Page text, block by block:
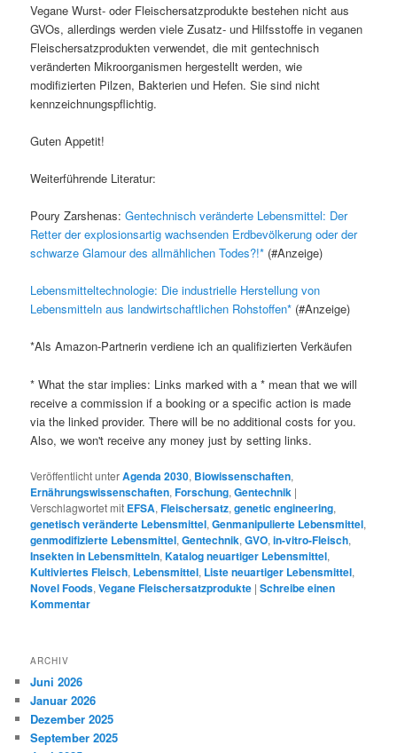
Vegane Wurst- oder Fleischersatzprodukte bestehen nicht aus
GVOs, allerdings werden viele Zusatz- und Hilfsstoffe in veganen
Fleischersatzprodukten verwendet, die mit gentechnisch
veränderten Mikroorganismen hergestellt werden, wie
modifizierten Pilzen, Bakterien und Hefen. Sie sind nicht
kennzeichnungspflichtig.
Guten Appetit!
Weiterführende Literatur:
Poury Zarshenas:Gentechnisch veränderte Lebensmittel: Der
Retter der explosionsartig wachsenden Erdbevölkerung oder der
schwarze Glamour des allmählichen Todes?! (#Anzeige)
Lebensmitteltechnologie: Die industrielle Herstellung von
Lebensmitteln aus landwirtschaftlichen Rohstoffen (#Anzeige)
*Als Amazon-Partnerin verdiene ich an qualifizierten Verkäufen
* What the star implies: Links marked with a * mean that we will
receive a commission if a booking or a specific action is made
via the linked provider. There will be no additional costs for you.
Also, we won't receive any money just by setting links.
Veröffentlicht unterAgenda 2030, Biowissenschaften,
Ernährungswissenschaften,Forschung,Gentechnik |
Verschlagwortet mit EFSA,Fleischersatz,genetic engineering,
genetisch veränderte Lebensmittel,Genmanipulierte Lebensmittel,
genmodifizierte Lebensmittel,Gentechnik,GVO,in-vitro-Fleisch,
Insekten in Lebensmitteln,Katalog neuartiger Lebensmittel,
Kultiviertes Fleisch, Lebensmittel, Liste neuartiger Lebensmittel,
Novel Foods,Vegane Fleischersatzprodukte |Schreibe einen
Kommentar
ARCHIV
Juni 2026
Januar 2026
Dezember 2025
September 2025